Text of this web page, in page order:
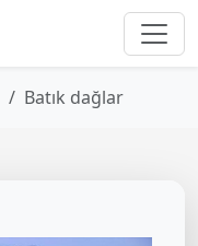
Batık dağlar